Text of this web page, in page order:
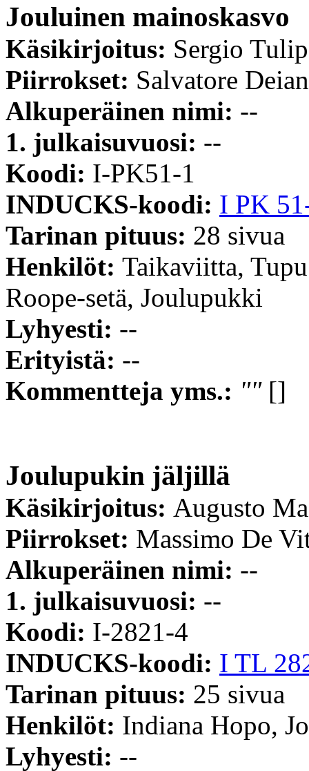
Jouluinen mainoskasvo
Käsikirjoitus: Sergio
Piirrokset: Salvatore
Alkuperäinen nimi: --
1. julkaisuvuosi: --
Koodi: I-PK51-1
INDUCKS-koodi: I PK
Tarinan pituus: 28 sivua
Henkilöt: Taikaviitta,
Roope-setä, Joulupukki
Lyhyesti: --
Erityistä: --
Kommentteja yms.: ""[]
Joulupukin jäljillä
Käsikirjoitus: Augusto
Piirrokset: Massimo De
Alkuperäinen nimi: --
1. julkaisuvuosi: --
Koodi: I-2821-4
INDUCKS-koodi: I TL
Tarinan pituus: 25 sivua
Henkilöt: Indiana Hopo,
Lyhyesti: --